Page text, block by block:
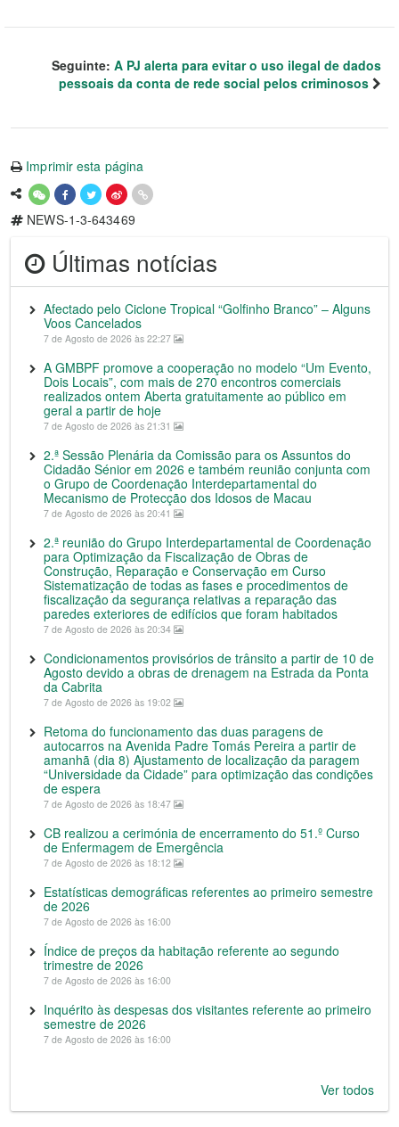
Seguinte: A PJ alerta para evitar o uso ilegal de dados
pessoais da conta de rede social pelos criminosos
Imprimir esta página
NEWS-1-3-643469
Últimas notícias
Afectado pelo Ciclone Tropical “Golfinho Branco” – Alguns
Voos Cancelados
7 de Agosto de 2026 às 22:27
A GMBPF promove a cooperação no modelo “Um Evento,
Dois Locais”, com mais de 270 encontros comerciais
realizados ontem Aberta gratuitamente ao público em
geral a partir de hoje
7 de Agosto de 2026 às 21:31
2.ª Sessão Plenária da Comissão para os Assuntos do
Cidadão Sénior em 2026 e também reunião conjunta com
o Grupo de Coordenação Interdepartamental do
Mecanismo de Protecção dos Idosos de Macau
7 de Agosto de 2026 às 20:41
2.ª reunião do Grupo Interdepartamental de Coordenação
para Optimização da Fiscalização de Obras de
Construção, Reparação e Conservação em Curso
Sistematização de todas as fases e procedimentos de
fiscalização da segurança relativas a reparação das
paredes exteriores de edifícios que foram habitados
7 de Agosto de 2026 às 20:34
Condicionamentos provisórios de trânsito a partir de 10 de
Agosto devido a obras de drenagem na Estrada da Ponta
da Cabrita
7 de Agosto de 2026 às 19:02
Retoma do funcionamento das duas paragens de
autocarros na Avenida Padre Tomás Pereira a partir de
amanhã (dia 8) Ajustamento de localização da paragem
“Universidade da Cidade” para optimização das condições
de espera
7 de Agosto de 2026 às 18:47
CB realizou a cerimónia de encerramento do 51.º Curso
de Enfermagem de Emergência
7 de Agosto de 2026 às 18:12
Estatísticas demográficas referentes ao primeiro semestre
de 2026
7 de Agosto de 2026 às 16:00
Índice de preços da habitação referente ao segundo
trimestre de 2026
7 de Agosto de 2026 às 16:00
Inquérito às despesas dos visitantes referente ao primeiro
semestre de 2026
7 de Agosto de 2026 às 16:00
Ver todos